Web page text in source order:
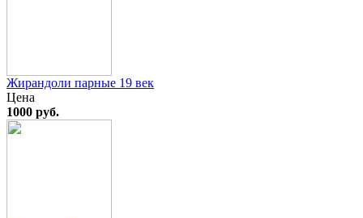
Жирандоли парные 19 век
Цена
1000 руб.